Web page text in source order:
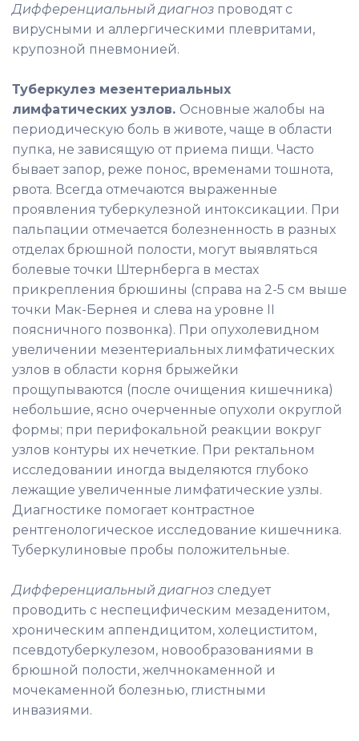
Дифференциальный диагноз проводят с
вирусными и аллергическими плевритами,
крупозной пневмонией.
Туберкулез мезентериальных
лимфатических узлов. Основные жалобы на
периодическую боль в животе, чаще в области
пупка, не зависящую от приема пищи. Часто
бывает запор, реже понос, временами тошнота,
рвота. Всегда отмечаются выраженные
проявления туберкулезной интоксикации. При
пальпации отмечается болезненность в разных
отделах брюшной полости, могут выявляться
болевые точки Штернберга в местах
прикрепления брюшины (справа на 2-5 см выше
точки Мак-Бернея и слева на уровне II
поясничного позвонка). При опухолевидном
увеличении мезентериальных лимфатических
узлов в области корня брыжейки
прощупываются (после очищения кишечника)
небольшие, ясно очерченные опухоли округлой
формы; при перифокальной реакции вокруг
узлов контуры их нечеткие. При ректальном
исследовании иногда выделяются глубоко
лежащие увеличенные лимфатические узлы.
Диагностике помогает контрастное
рентгенологическое исследование кишечника.
Туберкулиновые пробы положительные.
Дифференциальный диагноз следует
проводить с неспецифическим мезаденитом,
хроническим аппендицитом, холециститом,
псевдотуберкулезом, новообразованиями в
брюшной полости, желчнокаменной и
мочекаменной болезнью, глистными
инвазиями.